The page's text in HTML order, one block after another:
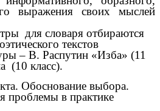
выражения своих мыслей
для словаря отбираются
текстов
– В. Распутин «Изба» (11
(10 класс).
Обоснование выбора.
проблемы в практике